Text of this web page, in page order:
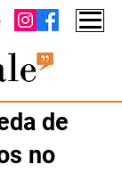
de
no